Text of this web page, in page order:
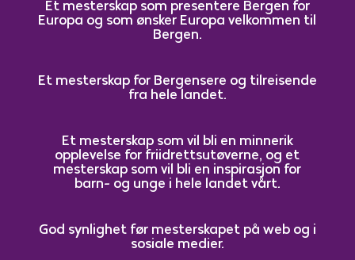
Et mesterskap som presentere Bergen for
Europa og som ønsker Europa velkommen til
Bergen.
Et mesterskap for Bergensere og tilreisende
fra hele landet.
Et mesterskap som vil bli en minnerik
opplevelse for friidrettsutøverne, og et
mesterskap som vil bli en inspirasjon for
barn- og unge i hele landet vårt.
God synlighet før mesterskapet på web og i
sosiale medier.